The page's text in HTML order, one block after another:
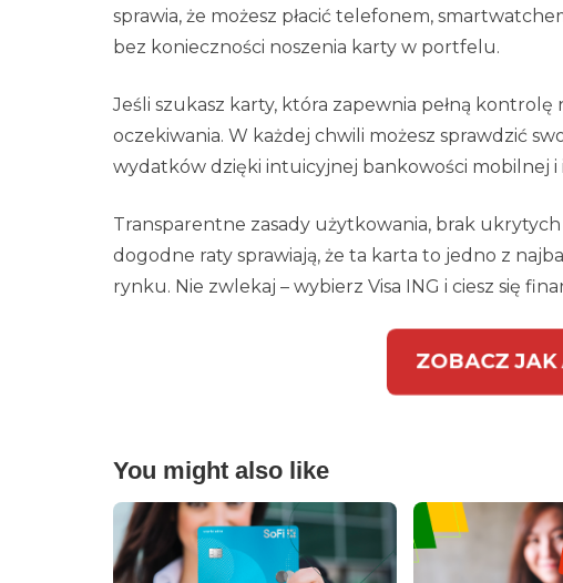
sprawia, że możesz płacić telefonem,
bez konieczności noszenia karty w portfelu.
Jeśli szukasz karty, która zapewnia pełną kontrolę
oczekiwania. W każdej chwili możesz sprawdzić
wydatków dzięki intuicyjnej bankowości mobilnej
Transparentne zasady użytkowania, brak ukrytych
dogodne raty sprawiają, że ta karta to jedno z
rynku. Nie zwlekaj – wybierz Visa ING i ciesz się
ZOBACZ JAK
You might also like